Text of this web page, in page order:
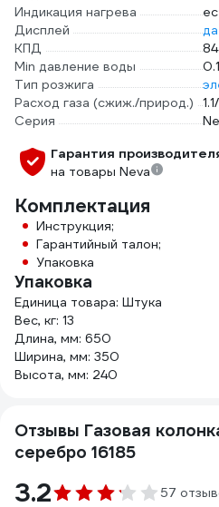
Индикация нагрева
Дисплей
да
КПД
Min давление воды
Тип розжига
Расход газа (сжиж./природ.)
Серия
Гарантия
на товары Neva
Комплектация
Инструкция;
Гарантийный талон;
Упаковка
Упаковка
Единица товара: Штука
Вес, кг: 13
Длина, мм: 650
Ширина, мм: 350
Высота, мм: 240
Отзывы Газовая
серебро 16185
3.2 57